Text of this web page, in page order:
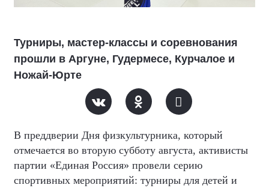
Турниры, мастер-классы и соревнования
прошли в Аргуне, Гудермесе, Курчалое и
Ножай-Юрте
В преддверии Дня физкультурника, который
отмечается во вторую субботу августа, активисты
партии «Единая Россия» провели серию
спортивных мероприятий: турниры для детей и